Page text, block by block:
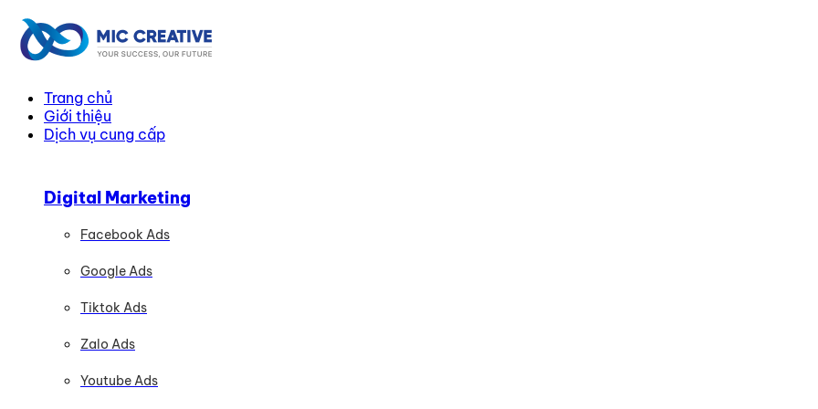
Trang chủ
Giới thiệu
Dịch vụ cung cấp
Digital Marketing
Facebook Ads
Google Ads
Tiktok Ads
Zalo Ads
Youtube Ads